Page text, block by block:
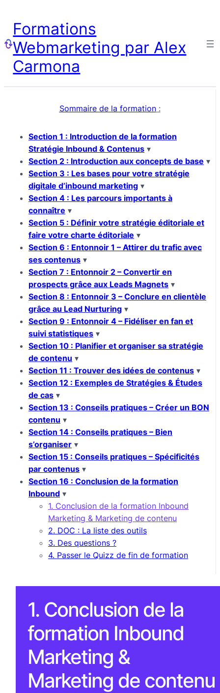
Formations
Webmarketing par Alex
Carmona
Sommaire de la formation:
Section 1 : Introduction de la formation
Stratégie Inbound & Contenus ▾
Section 2 : Introduction aux concepts de base ▾
Section 3 : Les bases pour votre stratégie
digitale d’inbound marketing ▾
Section 4 : Les parcours importants à
connaître ▾
Section 5 : Définir votre stratégie éditoriale et
faire votre charte éditoriale ▾
Section 6 : Entonnoir 1 – Attirer du trafic avec
ses contenus ▾
Section 7 : Entonnoir 2 – Convertir en
prospects grâce aux Leads Magnets ▾
Section 8 : Entonnoir 3 – Conclure en clientèle
grâce au Lead Nurturing ▾
Section 9 : Entonnoir 4 – Fidéliser en fan et
suivi statistiques ▾
Section 10 : Planifier et organiser sa stratégie
de contenu ▾
Section 11 : Trouver des idées de contenus ▾
Section 12 : Exemples de Stratégies & Études
de cas ▾
Section 13 : Conseils pratiques – Créer un BON
contenu ▾
Section 14 : Conseils pratiques – Bien
s’organiser ▾
Section 15 : Conseils pratiques – Spécificités
par contenus ▾
Section 16 : Conclusion de la formation
Inbound ▾
1. Conclusion de la formation Inbound
Marketing & Marketing de contenu
2. DOC : La liste des outils
3. Des questions ?
4. Passer le Quizz de fin de formation
1. Conclusion de la
formation Inbound
Marketing &
Marketing de contenu